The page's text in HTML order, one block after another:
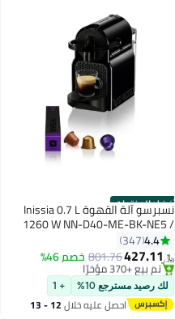
أفضل المنتجات نسبرسو آلة القهوة Inissia 0.7 L
1260 W NN-D40-ME-BK-NE5 /
NN-D40-EU-BK-NE5 أسود
4.4
347
﷼‏427.11
801.76خصم 46%
بتخلّص بسرعة
تم بيع +370 مؤخرًا
لك رصيد مسترجع 10% + 1
احصل عليه خلال 12 - 13